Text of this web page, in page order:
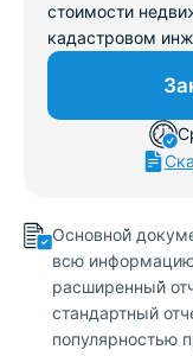
стоимости
кадастровом
Основной̆
всю
расширенный̆
стандартный
популярностью